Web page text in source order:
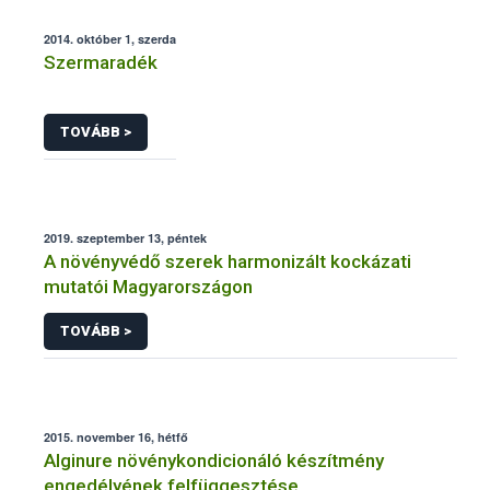
2014. október 1, szerda
Szermaradék
TOVÁBB >
2019. szeptember 13, péntek
A növényvédő szerek harmonizált kockázati
mutatói Magyarországon
TOVÁBB >
2015. november 16, hétfő
Alginure növénykondicionáló készítmény
engedélyének felfüggesztése